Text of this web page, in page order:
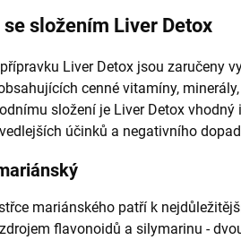
složením Liver Detox
Liver Detox jsou zaručeny
cenné vitamíny,
složení je Liver Detox vhodný
účinků a negativního
mariánského patří k
flavonoidů a silymarinu -